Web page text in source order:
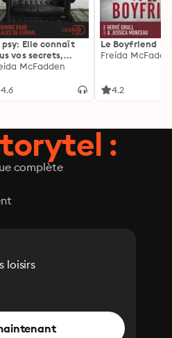
psy: Elle connaît
vos secrets,
les siens ...
McFadden
4.6
Le Boyfriend
Freida
4.2
:
complète
loisirs